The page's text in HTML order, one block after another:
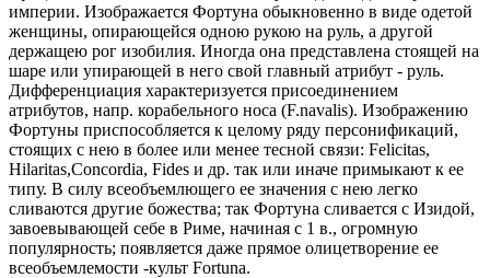
империи. Изображается Фортуна обыкновенно в виде одетой
женщины, опирающейся одною рукою на руль, а другой
держащею рог изобилия. Иногда она представлена стоящей на
шаре или упирающей в него свой главный атрибут - руль.
Дифференциация характеризуется присоединением
атрибутов, напр. корабельного носа (F.navalis). Изображению
Фортуны приспособляется к целому ряду персонификаций,
стоящих с нею в более или менее тесной связи: Felicitas,
Hilaritas,Concordia, Fides и др. так или иначе примыкают к ее
типу. В силу всеобъемлющего ее значения с нею легко
сливаются другие божества; так Фортуна сливается с Изидой,
завоевывающей себе в Риме, начиная с 1 в., огромную
популярность; появляется даже прямое олицетворение ее
всеобъемлемости -культ Fortuna.